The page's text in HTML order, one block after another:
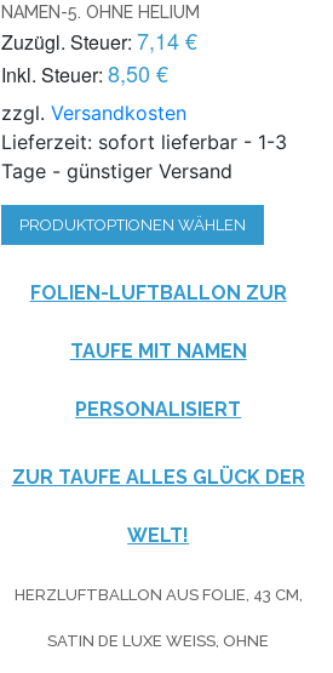
NAMEN-5. OHNE HELIUM
Zuzügl. Steuer: 7,14 €
Inkl. Steuer: 8,50 €
zzgl.Versandkosten
Lieferzeit: sofort lieferbar - 1-3
Tage - günstiger Versand
PRODUKTOPTIONEN WÄHLEN
FOLIEN-LUFTBALLON ZUR
TAUFE MIT NAMEN
PERSONALISIERT
ZUR TAUFE ALLES GLÜCK DER
WELT!
HERZLUFTBALLON AUS FOLIE, 43 CM,
SATIN DE LUXE WEISS, OHNE H